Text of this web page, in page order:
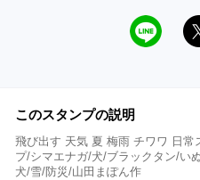
このスタンプの説明
飛び出す 天気 夏 梅雨 チワワ 日常
プ/シマエナガ/犬/ブラックタン/い
犬/雪/防災/山田まぽん作